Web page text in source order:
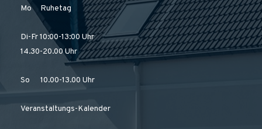
Mo Ruhetag
Di-Fr 10:00-13:00 Uhr
14.30-20.00 Uhr
So 10.00-13.00 Uhr
Veranstaltungs-Kalender